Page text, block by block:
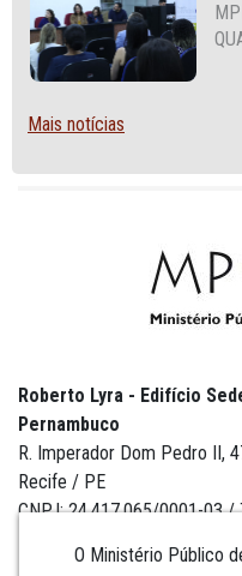
Mais notícias
O Ministério Público
Roberto Lyra - Edifício
Pernambuco
R. Imperador Dom Pedro II,
Recife / PE
CNPJ: 24.417.065/0001-03